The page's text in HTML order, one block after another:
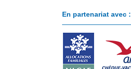
En partenariat avec :